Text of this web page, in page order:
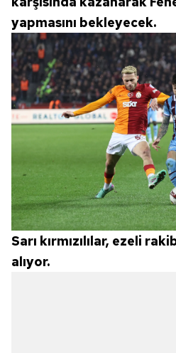
yapmasını bekleyecek.
Sarı kırmızılılar, ezeli
alıyor.